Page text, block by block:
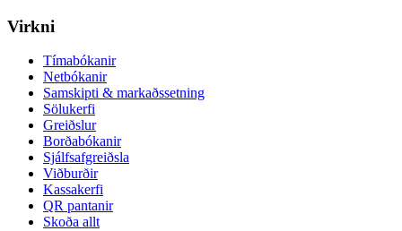
Virkni
Tímabókanir
Netbókanir
Samskipti & markaðssetning
Sölukerfi
Greiðslur
Borðabókanir
Sjálfsafgreiðsla
Viðburðir
Kassakerfi
QR pantanir
Skoða allt